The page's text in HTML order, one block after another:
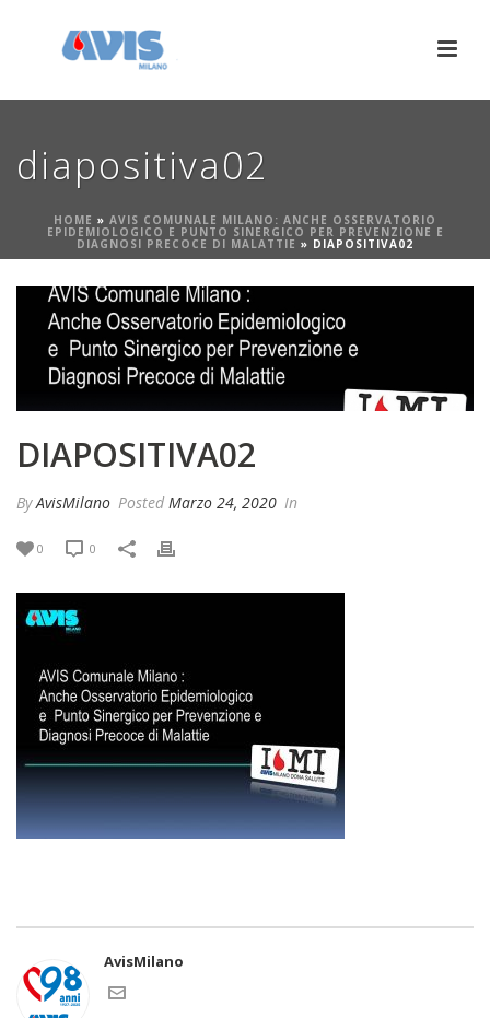
diapositiva02
HOME » AVIS COMUNALE MILANO: ANCHE OSSERVATORIO
EPIDEMIOLOGICO E PUNTO SINERGICO PER PREVENZIONE E
DIAGNOSI PRECOCE DI MALATTIE » DIAPOSITIVA02
DIAPOSITIVA02
ByAvisMilano Posted Marzo 24, 2020 In
0 0
AvisMilano